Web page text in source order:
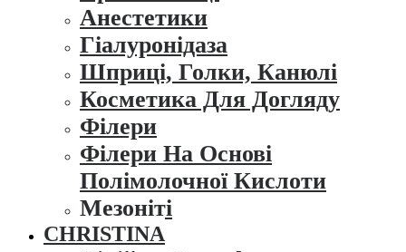
Анестетики
Гіалуронідаза
Шприці, Голки, Канюлі
Косметика Для Догляду
Філери
Філери На Основі
Полімолочної Кислоти
Мезоніті
CHRISTINA